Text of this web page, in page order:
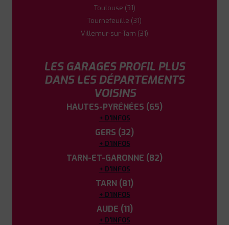
Toulouse (31)
Tournefeuille (31)
Villemur-sur-Tarn (31)
LES GARAGES PROFIL PLUS
DANS LES DÉPARTEMENTS
VOISINS
HAUTES-PYRÉNÉES (65)
+ D'INFOS
GERS (32)
+ D'INFOS
TARN-ET-GARONNE (82)
+ D'INFOS
TARN (81)
+ D'INFOS
AUDE (11)
+ D'INFOS